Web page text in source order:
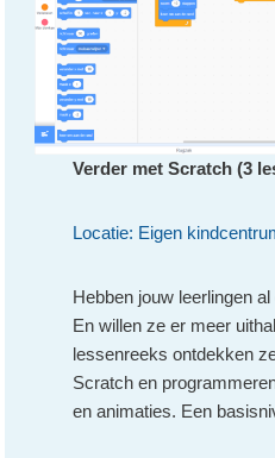
Verder met Scratch(3
Locatie: Eigen
Hebben jouw leerlingen
En willen ze er meer
lessenreeks ontdekken
Scratch en
en animaties. Een